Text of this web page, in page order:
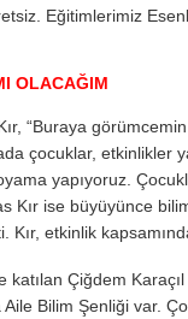
Eğitimlerimiz
OLACAĞIM
“Buraya
çocuklar, etkinlikler
yapıyoruz.
Kır ise büyüyünce
Kır, etkinlik
katılan Çiğdem
Bilim Şenliği var.